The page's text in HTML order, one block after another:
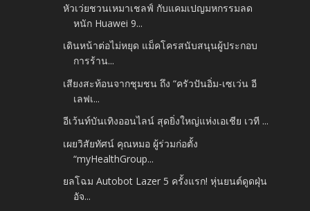
หัวเว่ยชวนเหมาเชลฟ์ กับแคมเปญมหกรรมลด
หนัก Huawei 9...
เดินหน้าต่อไม่หยุด แม็คโครสนับสนุนผู้ประกอบ
การร้าน...
เสียงสะท้อนจากชุมชน ถึง “ครัวปันอิ่ม-เซเว่น อี
เลฟเ...
อีเว้นท์บันเทิงออนไลน์ สุดยิ่งใหญ่แห่งเอเชีย เวที ...
เผยวิสัยทัศน์ คุณหมอ ผู้ร่วมก่อตั้ง
“myHealthGroup...
ยลโฉม Autobot Lazer 5 ครั้งแรก! หุ่นยนต์ดูดฝุ่น
อัจ...